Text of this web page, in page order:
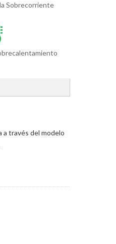
Sobrecorriente
través del modelo